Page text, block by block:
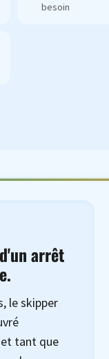
besoin
arrêt
le skipper
et tant que